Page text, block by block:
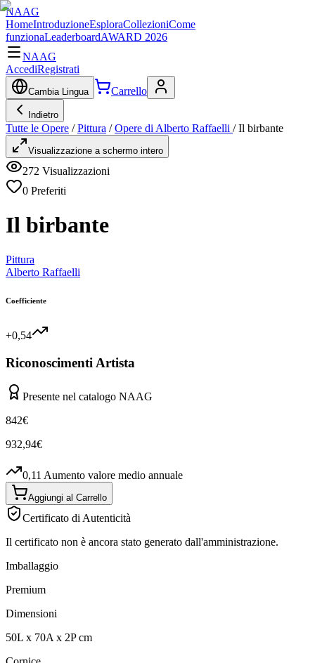
NAAG
HomeIntroduzioneEsploraCollezioniCome
funzionaLeaderboardAWARD 2026
NAAG
AccediRegistrati
Cambia Lingua Carrello
Indietro
Tutte le Opere / Pittura / Opere di Alberto Raffaelli /Il birbante
Visualizzazione a schermo intero
272 Visualizzazioni
0 Preferiti
Il birbante
Pittura
Alberto Raffaelli
Coefficiente
+0,54
Riconoscimenti Artista
Presente nel catalogo NAAG
842€
932,94€
0,11 Aumento valore medio annuale
Aggiungi al Carrello
Certificato di Autenticità
Il certificato non è ancora stato generato dall'amministrazione.
Imballaggio
Premium
Dimensioni
50L x 70A x 2Pcm